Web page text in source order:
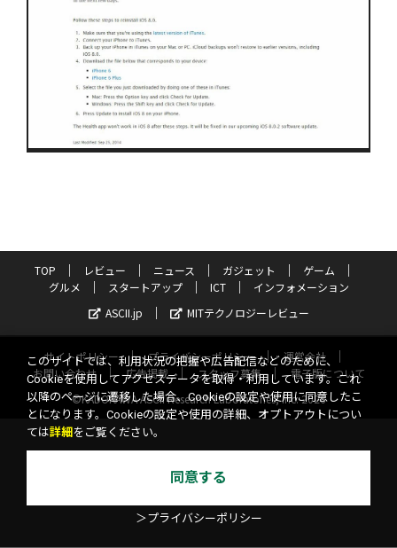
TOP レビュー ニュース ガジェット
ゲーム
グルメ
スタートアップ ICT
インフォメーション
ASCII.jp
MITテクノロジーレビュー
サイトポリシー プライバシーポリシー
運営会社
お問い合わせ
広告掲載 スタッフ募集
電子版について
©KADOKAWA ASCII Research Laboratories, Inc. 2026
このサイトでは、利用状況の把握や広告配信などのために、
Cookieを使用してアクセスデータを取得・利用しています。これ
以降のページに遷移した場合、Cookieの設定や使用に同意したこ
とになります。Cookieの設定や使用の詳細、オプトアウトについ
ては詳細 をご覧ください。
同意する
＞プライバシーポリシー